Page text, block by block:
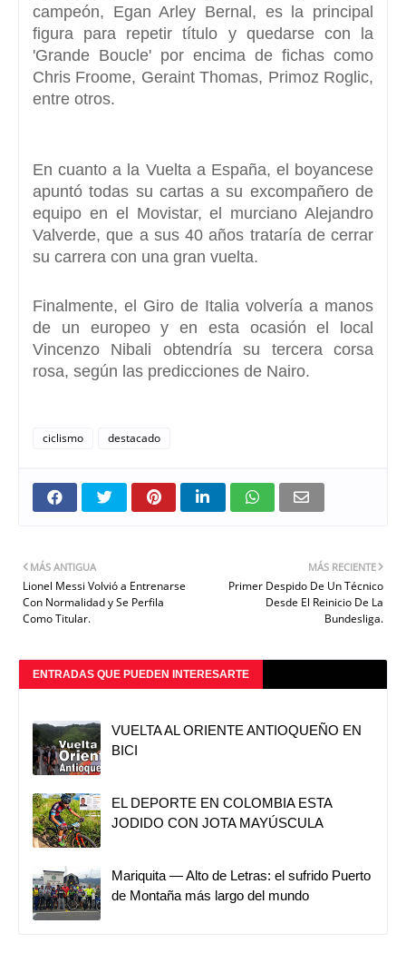
campeón, Egan Arley Bernal, es la principal
figura para repetir título y quedarse con la
'Grande Boucle' por encima de fichas como
Chris Froome, Geraint Thomas, Primoz Roglic,
entre otros.
En cuanto a la Vuelta a España, el boyancese
apuntó todas su cartas a su excompañero de
equipo en el Movistar, el murciano Alejandro
Valverde, que a sus 40 años trataría de cerrar
su carrera con una gran vuelta.
Finalmente, el Giro de Italia volvería a manos
de un europeo y en esta ocasión el local
Vincenzo Nibali obtendría su tercera corsa
rosa, según las predicciones de Nairo.
ciclismo destacado
MÁS RECIENTE
Primer Despido De Un Técnico
Desde El Reinicio De La
Bundesliga.
MÁS ANTIGUA
Lionel Messi Volvió a Entrenarse
Con Normalidad y Se Perfila
Como Titular.
ENTRADAS QUE PUEDEN INTERESARTE
VUELTA AL ORIENTE ANTIOQUEÑO EN
BICI
EL DEPORTE EN COLOMBIA ESTA
JODIDO CON JOTA MAYÚSCULA
Mariquita — Alto de Letras: el sufrido Puerto
de Montaña más largo del mundo